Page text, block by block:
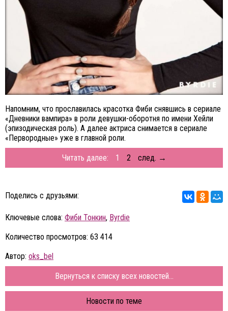
Напомним, что прославилась красотка Фиби снявшись в сериале
«Дневники вампира» в роли девушки-оборотня по имени Хейли
(эпизодическая роль). А далее актриса снимается в сериале
«Первородные» уже в главной роли.
Читать далее: 1 2 след. →
Поделись с друзьями:
Ключевые слова: Фиби Тонкин, Byrdie
Количество просмотров: 63 414
Автор: oks_bel
Вернуться к списку всех новостей...
Новости по теме